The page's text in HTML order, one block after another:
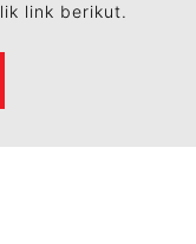
link berikut.